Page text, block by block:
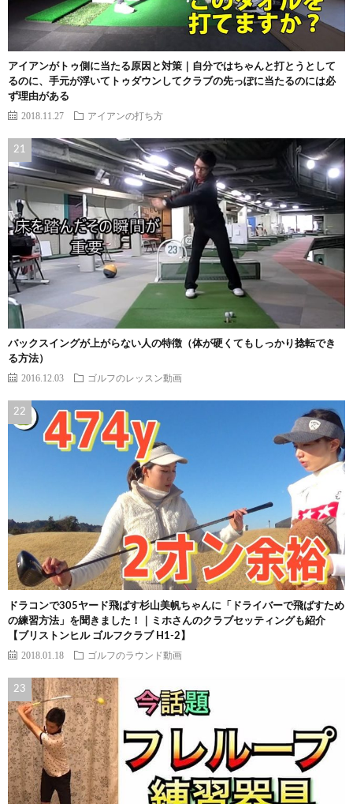
アイアンがトゥ側に当たる原因と対策｜自分ではちゃんと打とうとして
るのに、手元が浮いてトゥダウンしてクラブの先っぽに当たるのには必
ず理由がある
2018.11.27 アイアンの打ち方
バックスイングが上がらない人の特徴（体が硬くてもしっかり捻転でき
る方法）
2016.12.03 ゴルフのレッスン動画
ドラコンで305ヤード飛ばす杉山美帆ちゃんに「ドライバーで飛ばすため
の練習方法」を聞きました！｜ミホさんのクラブセッティングも紹介
【ブリストンヒル ゴルフクラブ H1-2】
2018.01.18 ゴルフのラウンド動画